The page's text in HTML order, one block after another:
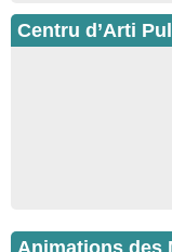
Centru d’Arti